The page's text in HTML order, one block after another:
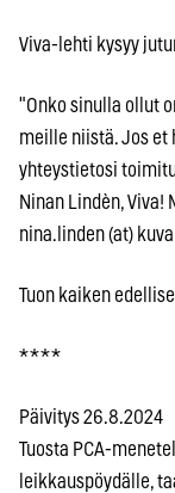
Viva-lehti kysyy
"Onko sinulla ollut
meille niistä. Jos et
yhteystietosi
Ninan Lindèn,
nina.linden (at)
Tuon kaiken
* * * *
Päivitys 26.8.2024
Tuosta PCA-
leikkauspöydälle,